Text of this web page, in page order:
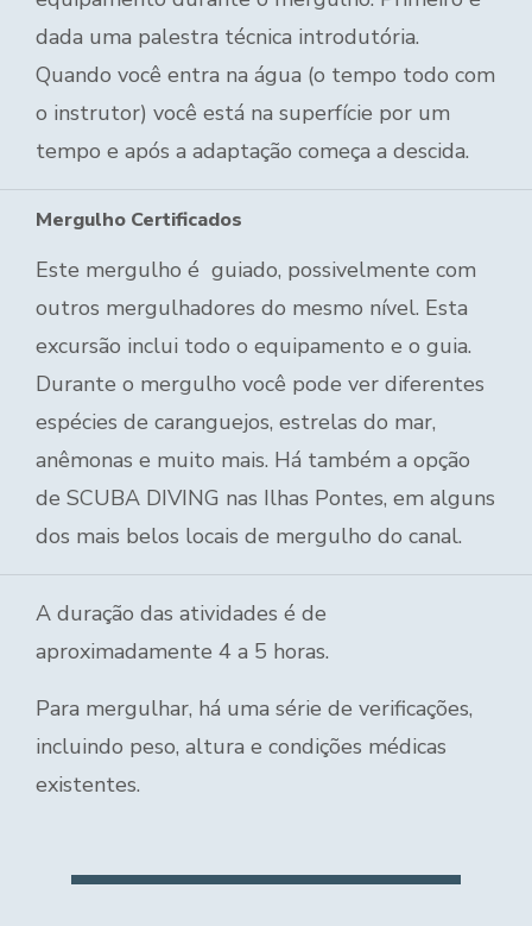
dada uma palestra técnica introdutória.
Quando você entra na água (o tempo todo com
o instrutor) você está na superfície por um
tempo e após a adaptação começa a descida.
Mergulho Certificados
Este mergulho é guiado, possivelmente com
outros mergulhadores do mesmo nível. Esta
excursão inclui todo o equipamento e o guia.
Durante o mergulho você pode ver diferentes
espécies de caranguejos, estrelas do mar,
anêmonas e muito mais. Há também a opção
de SCUBA DIVING nas Ilhas Pontes, em alguns
dos mais belos locais de mergulho do canal.
A duração das atividades é de
aproximadamente 4 a 5 horas.
Para mergulhar, há uma série de verificações,
incluindo peso, altura e condições médicas
existentes.